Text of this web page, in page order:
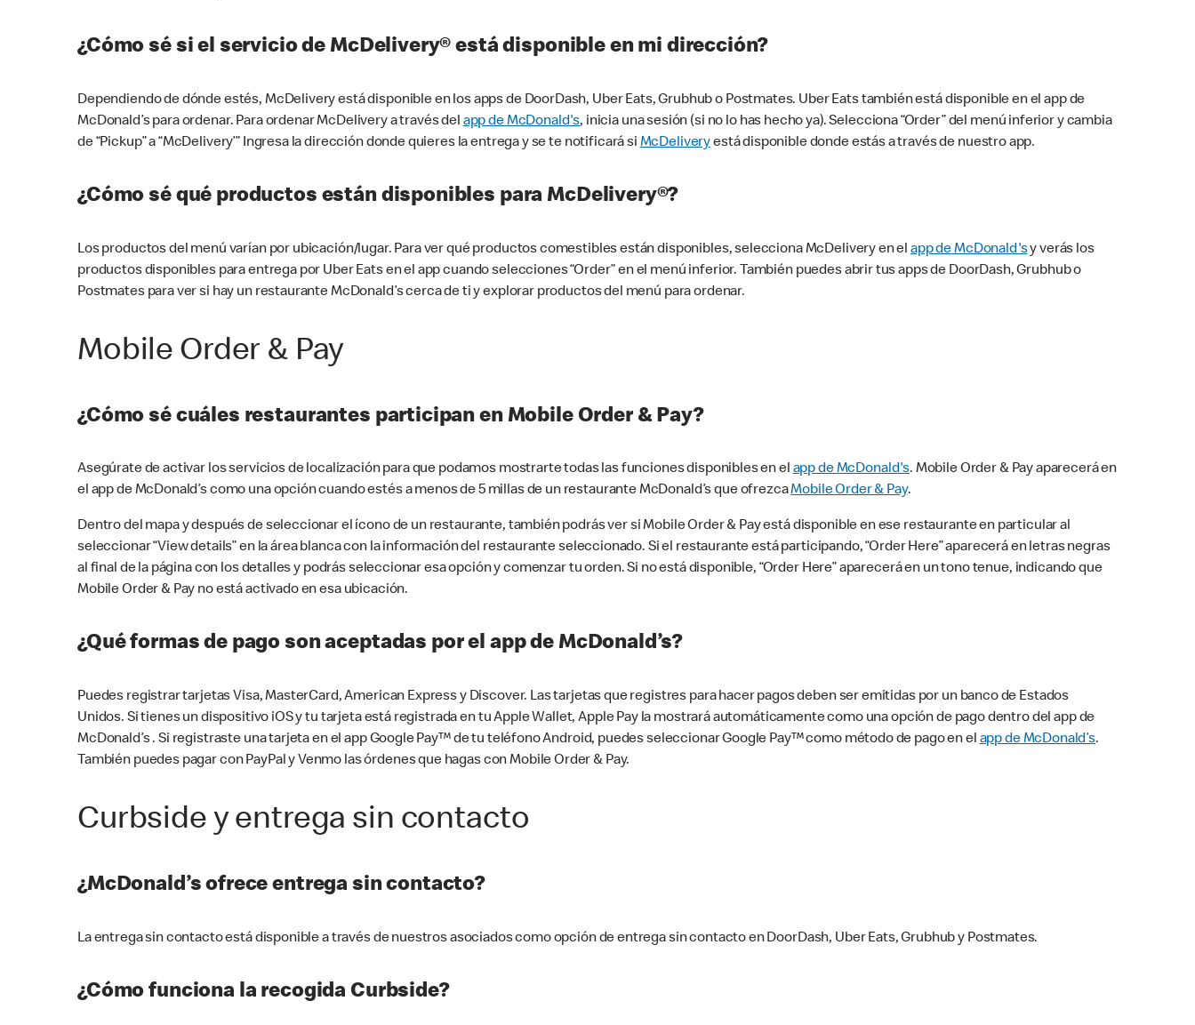
¿Cómo sé si el servicio de McDelivery® está disponible en mi dirección?
Dependiendo de dónde estés, McDelivery está disponible en los apps de DoorDash, Uber Eats, Grubhub o Postmates. Uber Eats también está disponible en el app de
McDonald’s para ordenar. Para ordenar McDelivery a través del app de McDonald's, inicia una sesión (si no lo has hecho ya). Selecciona “Order” del menú inferior y cambia
de “Pickup” a “McDelivery’” Ingresa la dirección donde quieres la entrega y se te notificará si McDeliveryestá disponible donde estás a través de nuestro app.
¿Cómo sé qué productos están disponibles para McDelivery®?
Los productos del menú varían por ubicación/lugar. Para ver qué productos comestibles están disponibles, selecciona McDelivery en elapp de McDonald'sy verás los
productos disponibles para entrega por Uber Eats en el app cuando selecciones “Order” en el menú inferior. También puedes abrir tus apps de DoorDash, Grubhub o
Postmates para ver si hay un restaurante McDonald’s cerca de ti y explorar productos del menú para ordenar.
Mobile Order & Pay
¿Cómo sé cuáles restaurantes participan en Mobile Order & Pay?
Asegúrate de activar los servicios de localización para que podamos mostrarte todas las funciones disponibles en elapp de McDonald's. Mobile Order & Pay aparecerá en
el app de McDonald’s como una opción cuando estés a menos de 5 millas de un restaurante McDonald’s que ofrezcaMobile Order & Pay.
Dentro del mapa y después de seleccionar el ícono de un restaurante, también podrás ver si Mobile Order & Pay está disponible en ese restaurante en particular al
seleccionar “View details” en la área blanca con la información del restaurante seleccionado. Si el restaurante está participando, “Order Here” aparecerá en letras negras
al final de la página con los detalles y podrás seleccionar esa opción y comenzar tu orden. Si no está disponible, “Order Here” aparecerá en un tono tenue, indicando que
Mobile Order & Pay no está activado en esa ubicación.
¿Qué formas de pago son aceptadas por el app de McDonald’s?
Puedes registrar tarjetas Visa, MasterCard, American Express y Discover. Las tarjetas que registres para hacer pagos deben ser emitidas por un banco de Estados
Unidos. Si tienes un dispositivo iOS y tu tarjeta está registrada en tu Apple Wallet, Apple Pay la mostrará automáticamente como una opción de pago dentro del app de
McDonald’s . Si registraste una tarjeta en el app Google Pay™ de tu teléfono Android, puedes seleccionar Google Pay™ como método de pago en elapp de McDonald’s.
También puedes pagar con PayPal y Venmo las órdenes que hagas con Mobile Order & Pay.
Curbside y entrega sin contacto
¿McDonald’s ofrece entrega sin contacto?
La entrega sin contacto está disponible a través de nuestros asociados como opción de entrega sin contacto en DoorDash, Uber Eats, Grubhub y Postmates.
¿Cómo funciona la recogida Curbside?